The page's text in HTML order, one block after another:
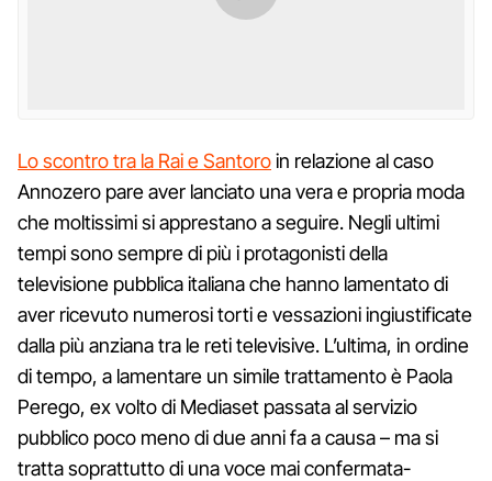
Lo scontro tra la Rai e Santoroin relazione al caso
Annozero pare aver lanciato una vera e propria moda
che moltissimi si apprestano a seguire. Negli ultimi
tempi sono sempre di più i protagonisti della
televisione pubblica italiana che hanno lamentato di
aver ricevuto numerosi torti e vessazioni ingiustificate
dalla più anziana tra le reti televisive. L’ultima, in ordine
di tempo, a lamentare un simile trattamento è Paola
Perego, ex volto di Mediaset passata al servizio
pubblico poco meno di due anni fa a causa – ma si
tratta soprattutto di una voce mai confermata-